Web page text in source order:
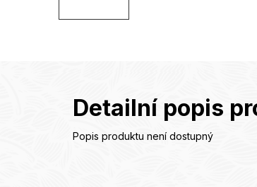
Detailní popis
Popis produktu není dostupný